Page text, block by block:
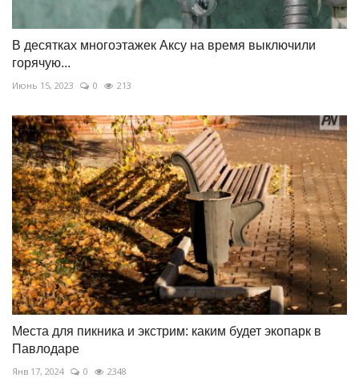
В десятках многоэтажек Аксу на время выключили
горячую...
Июнь 15, 2023 0 213
Места для пикника и экстрим: каким будет экопарк в
Павлодаре
Янв 17, 2024 0 2348